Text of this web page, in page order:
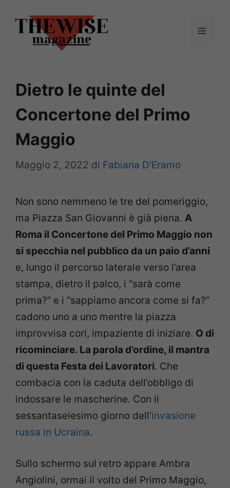
contenuto
Menu
Dietro le quinte del
Concertone del Primo
Maggio
Maggio 2, 2022 di Fabiana D'Eramo
Non sono nemmeno le tre del pomeriggio,
ma Piazza San Giovanni è già piena. A
Roma il Concertone del Primo Maggio non
si specchia nel pubblico da un paio d’anni
e, lungo il percorso laterale verso l’area
stampa, dietro il palco, i “sarà come
prima?” e i “sappiamo ancora come si fa?”
cadono uno a uno mentre la piazza
improvvisa cori, impaziente di iniziare. O di
ricominciare. La parola d’ordine, il mantra
di questa Festa dei Lavoratori. Che
combacia con la caduta dell’obbligo di
indossare le mascherine. Con il
sessantaseiesimo giorno dell’invasione
russa in Ucraina.
Sullo schermo sul retro appare Ambra
Angiolini, ormai il volto del Primo Maggio,